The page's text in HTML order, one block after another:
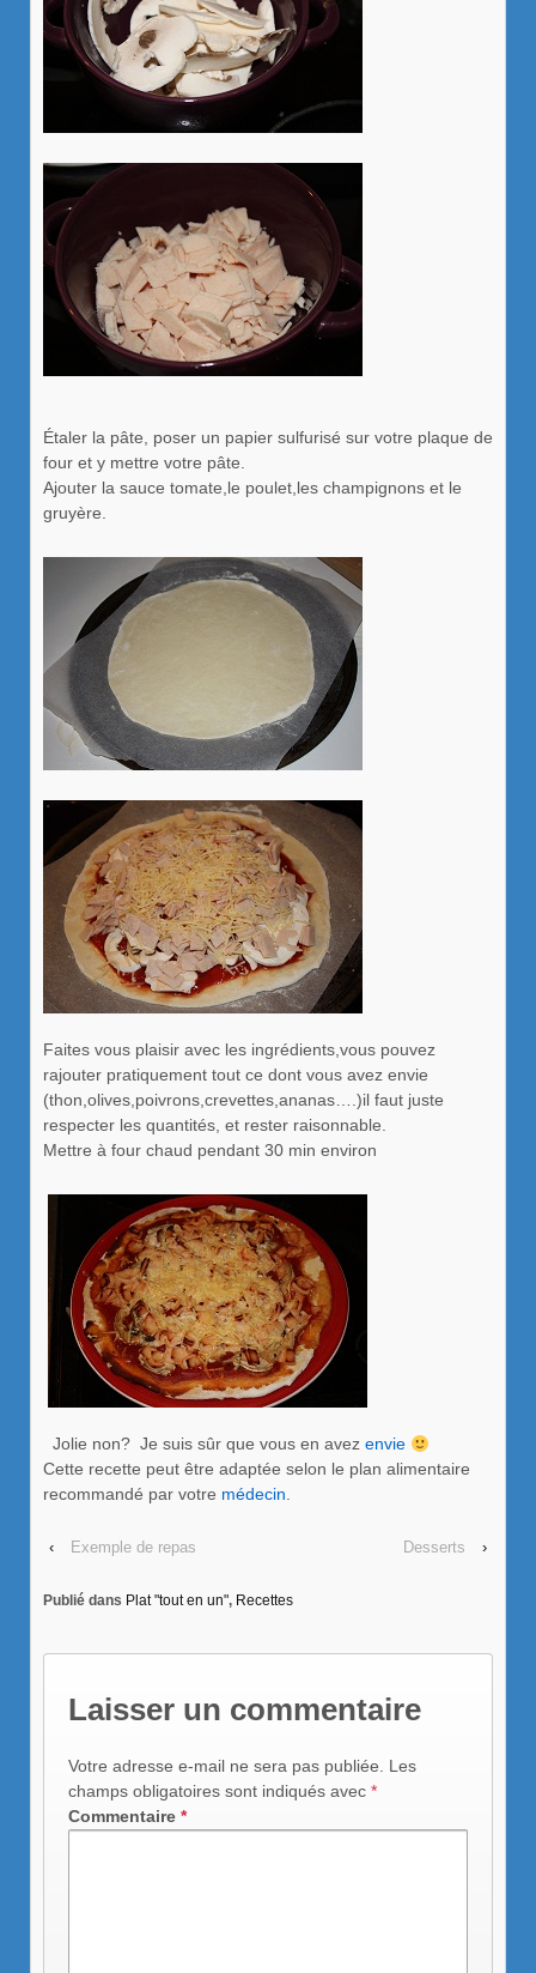
Étaler la pâte, poser un papier sulfurisé sur votre plaque de
four et y mettre votre pâte.
Ajouter la sauce tomate,le poulet,les champignons et le
gruyère.
Faites vous plaisir avec les ingrédients,vous pouvez
rajouter pratiquement tout ce dont vous avez envie
(thon,olives,poivrons,crevettes,ananas….)il faut juste
respecter les quantités, et rester raisonnable.
Mettre à four chaud pendant 30 min environ
Jolie non? Je suis sûr que vous en avez envie
Cette recette peut être adaptée selon le plan alimentaire
recommandé par votre médecin
‹ Exemple de repas Desserts ›
Publié dans Plat "tout en un", Recettes
Laisser un commentaire
Votre adresse e-mail ne sera pas publiée.
Les
champs obligatoires sont indiqués avec *
Commentaire *